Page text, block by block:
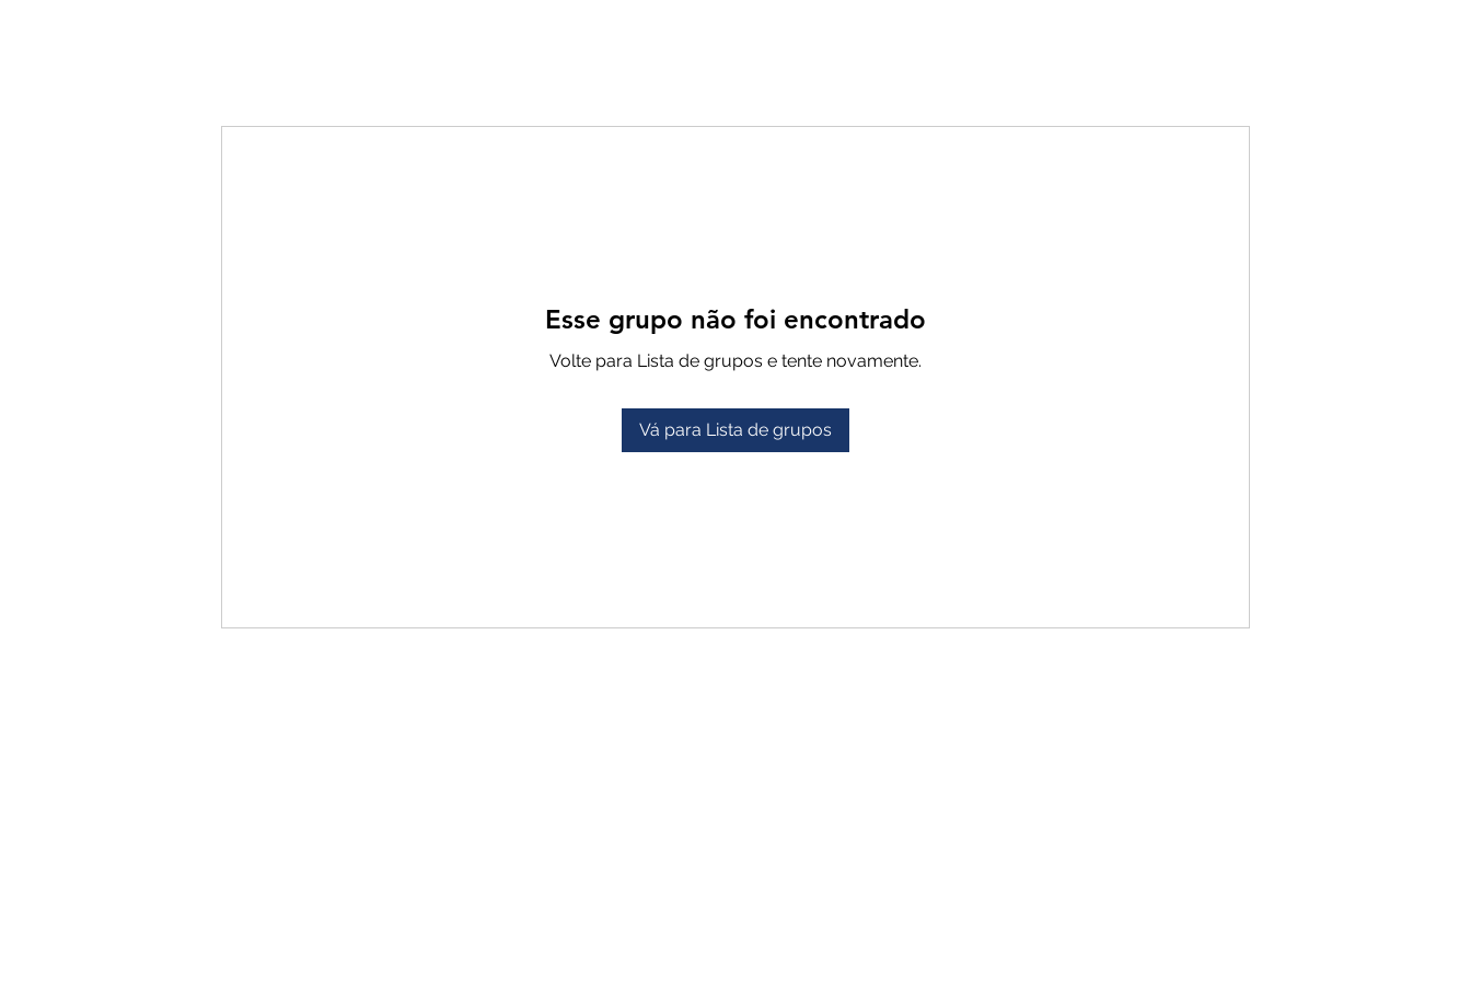
Esse grupo não foi encontrado
Volte para Lista de grupos e tente novamente.
Vá para Lista de grupos